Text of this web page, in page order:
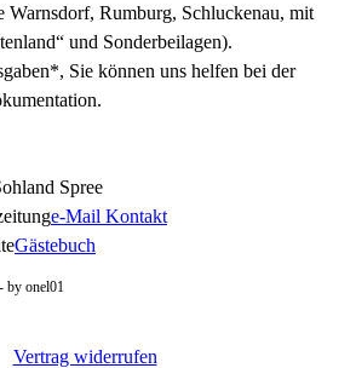
Warnsdorf, Rumburg, Schluckenau, mit
und Sonderbeilagen).
Sie können uns helfen bei der
Spree
e-Mail KontaktOpens
Gästebuch
by onel01
Vertrag widerrufen